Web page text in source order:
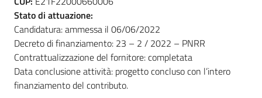
Stato di attuazione:
Candidatura: ammessa il 06/06/2022
Decreto di finanziamento: 23 – 2 / 2022 – PNRR
Contrattualizzazione del fornitore: completata
Data conclusione attività: progetto concluso con l’intero
finanziamento del contributo.